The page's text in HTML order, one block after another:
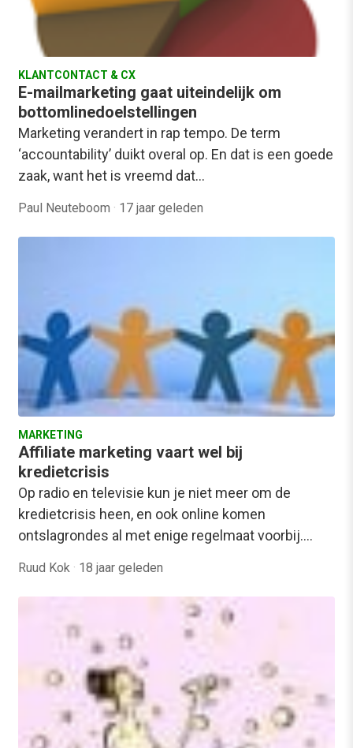
KLANTCONTACT & CX
E-mailmarketing gaat uiteindelijk om
bottomlinedoelstellingen
Marketing verandert in rap tempo. De term
‘accountability’ duikt overal op. En dat is een goede
zaak, want het is vreemd dat…
Paul Neuteboom · 17 jaar geleden
MARKETING
Affiliate marketing vaart wel bij
kredietcrisis
Op radio en televisie kun je niet meer om de
kredietcrisis heen, en ook online komen
ontslagrondes al met enige regelmaat voorbij.…
Ruud Kok · 18 jaar geleden